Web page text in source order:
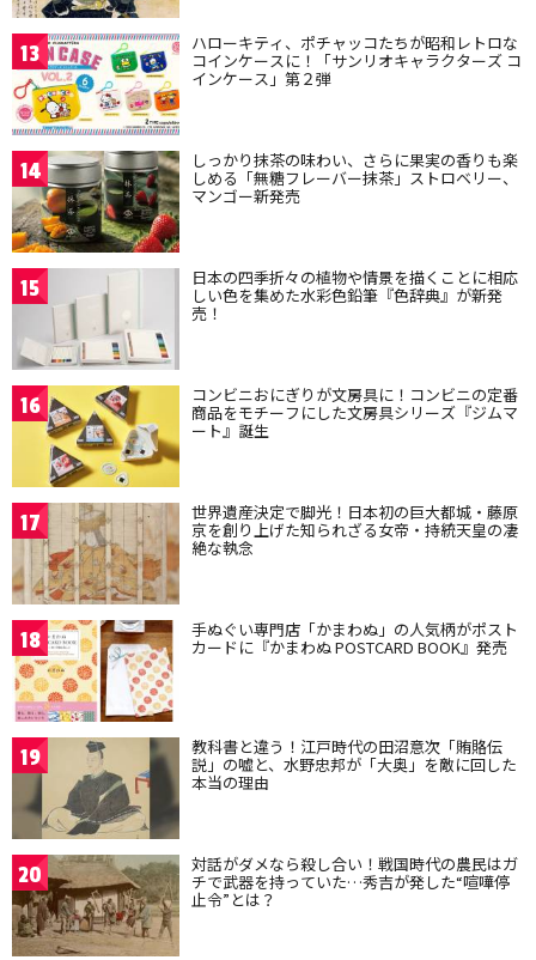
13 ハローキティ、ポチャッコたちが昭和レトロな
コインケースに！「サンリオキャラクターズ コ
インケース」第２弾
14 しっかり抹茶の味わい、さらに果実の香りも楽
しめる「無糖フレーバー抹茶」ストロベリー、
マンゴー新発売
15 日本の四季折々の植物や情景を描くことに相応
しい色を集めた水彩色鉛筆『色辞典』が新発
売！
16 コンビニおにぎりが文房具に！コンビニの定番
商品をモチーフにした文房具シリーズ『ジムマ
ート』誕生
17 世界遺産決定で脚光！日本初の巨大都城・藤原
京を創り上げた知られざる女帝・持統天皇の凄
絶な執念
18 手ぬぐい専門店「かまわぬ」の人気柄がポスト
カードに『かまわぬ POSTCARD BOOK』発売
19 教科書と違う！江戸時代の田沼意次「賄賂伝
説」の嘘と、水野忠邦が「大奥」を敵に回した
本当の理由
20 対話がダメなら殺し合い！戦国時代の農民はガ
チで武器を持っていた…秀吉が発した“喧嘩停
止令”とは？